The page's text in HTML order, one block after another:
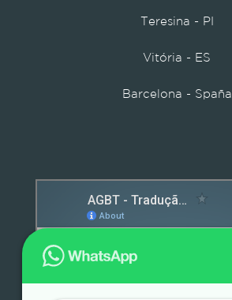
Teresina - PI
Vitória - ES
Barcelona - Spaña